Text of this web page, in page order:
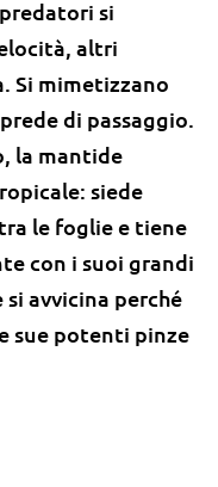
si
altri
Si mimetizzano
di passaggio.
la mantide
siede
le foglie e tiene
con i suoi grandi
avvicina perché
sue potenti pinze